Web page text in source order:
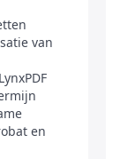
van
en